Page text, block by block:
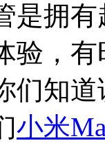
是拥
验，
们知
小米